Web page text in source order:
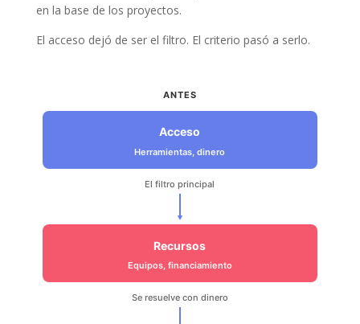
en la base de los proyectos.
El acceso dejó de ser el filtro. El criterio pasó a serlo.
ANTES
Acceso
Herramientas, dinero
El filtro principal
Recursos
Equipos, financiamiento
Se resuelve con dinero